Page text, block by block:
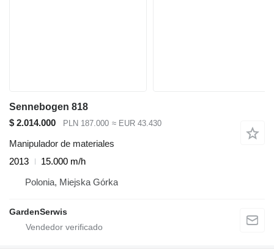
Sennebogen 818
$ 2.014.000
PLN 187.000 ≈ EUR 43.430
Manipulador de materiales
2013
15.000 m/h
Polonia, Miejska Górka
GardenSerwis